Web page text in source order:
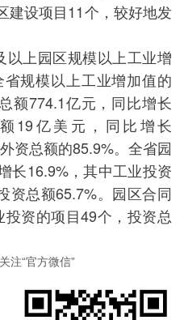
建设项目11个，较好地发
上园区规模以上工业增
规模以上工业增加值的
额774.1亿元，同比增长
19亿美元，同比增长
资总额的85.9%。全省园
长16.9%，其中工业投资
资总额65.7%。园区合同
投资的项目49个，投资总
注“官方微信”